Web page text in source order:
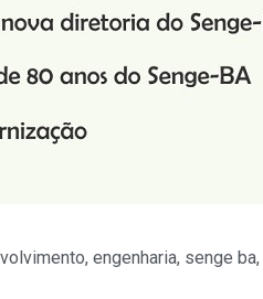
, engenharia, senge ba,